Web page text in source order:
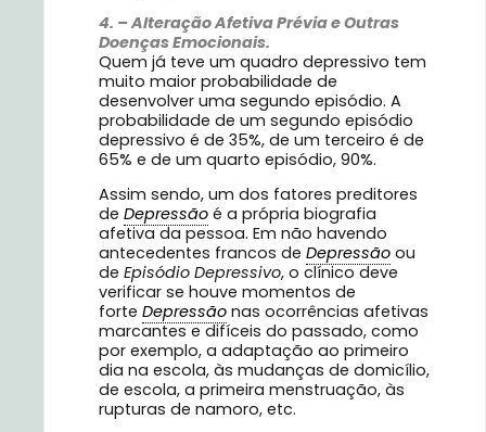
4. – Alteração Afetiva Prévia e Outras
Doenças Emocionais.
Quem já teve um quadro depressivo tem
muito maior probabilidade de
desenvolver uma segundo episódio. A
probabilidade de um segundo episódio
depressivo é de 35%, de um terceiro é de
65% e de um quarto episódio, 90%.
Assim sendo, um dos fatores preditores
de Depressão é a própria biografia
afetiva da pessoa. Em não havendo
antecedentes francos de Depressão ou
de Episódio Depressivo, o clínico deve
verificar se houve momentos de
forte Depressão nas ocorrências afetivas
marcantes e difíceis do passado, como
por exemplo, a adaptação ao primeiro
dia na escola, às mudanças de domicílio,
de escola, a primeira menstruação, às
rupturas de namoro, etc.